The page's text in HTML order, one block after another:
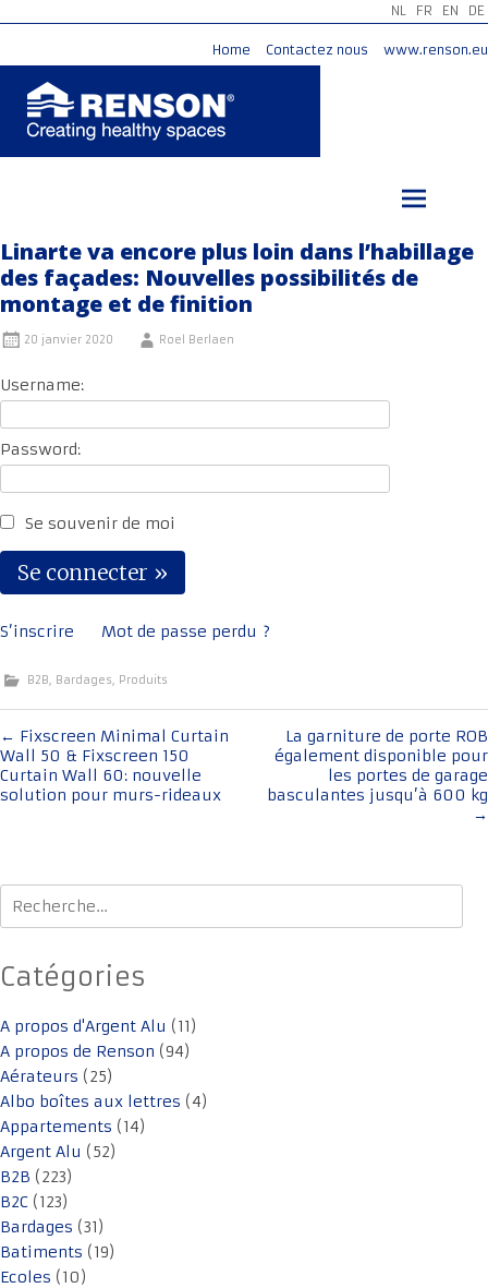
NL FR EN DE
Home Contactez nous www.renson.eu
Linarte va encore plus loin dans l’habillage
des façades: Nouvelles possibilités de
montage et de finition
20 janvier 2020 Roel Berlaen
Username:
Password:
Se souvenir de moi
S’inscrire Mot de passe perdu ?
B2B, Bardages, Produits
Navigation
de
l'article
← Fixscreen Minimal Curtain
Wall 50 & Fixscreen 150
Curtain Wall 60: nouvelle
solution pour murs-rideaux
La garniture de porte ROB
également disponible pour
les portes de garage
basculantes jusqu’à 600 kg
→
Rechercher :
Catégories
A propos d'Argent Alu (11)
A propos de Renson (94)
Aérateurs (25)
Albo boîtes aux lettres (4)
Appartements (14)
Argent Alu (52)
B2B (223)
B2C (123)
Bardages (31)
Batiments (19)
Ecoles (10)